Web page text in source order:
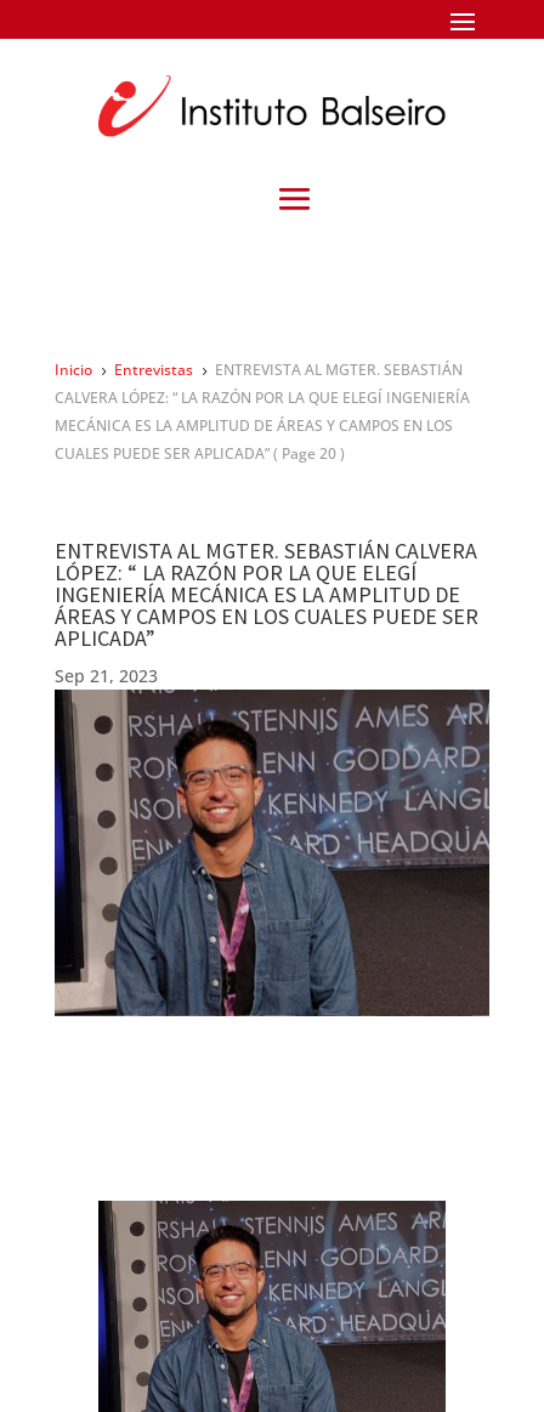
Inicio 5 Entrevistas 5
ENTREVISTA AL MGTER. SEBASTIÁN
CALVERA LÓPEZ: “ LA RAZÓN POR LA QUE ELEGÍ INGENIERÍA
MECÁNICA ES LA AMPLITUD DE ÁREAS Y CAMPOS EN LOS
CUALES PUEDE SER APLICADA”( Page 20 )
ENTREVISTA AL MGTER. SEBASTIÁN CALVERA
LÓPEZ: “ LA RAZÓN POR LA QUE ELEGÍ
INGENIERÍA MECÁNICA ES LA AMPLITUD DE
ÁREAS Y CAMPOS EN LOS CUALES PUEDE SER
APLICADA”
Sep 21, 2023